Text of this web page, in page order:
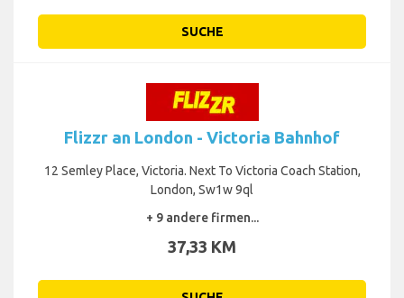
SUCHE
Flizzr an London - Victoria Bahnhof
12 Semley Place, Victoria. Next To Victoria Coach Station,
London, Sw1w 9ql
+ 9 andere firmen...
37,33 KM